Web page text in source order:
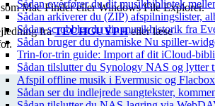
Sådan overfører du dit musikbibliotek
Sådan arkiverer du (ZIP) afspilningslister,
Sådan scrobbler du din musikhistorik fra
Sådan bruger du dynamiske Nu spiller-
Trin-for-trin guide: Import af dit iCloud-
Sådan tilslutter du Synology NAS og lytter
Afspil offline musik i Evermusic og
Sådan ser du indlejrede sangtekster,
Mac Finder eller Windows File Explorer.
fraTECHGUYPHeller læse